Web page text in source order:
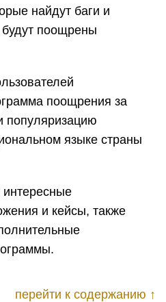
найдут баги и
будут поощрены
поощрения за
популяризацию
языке страны
интересные
и кейсы, также
перейти к содержанию ↑